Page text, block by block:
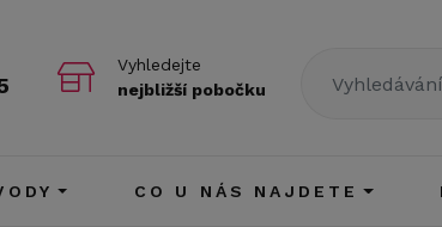
Vyhledejte
nejbližší pobočku
CO U NÁS NAJDETE